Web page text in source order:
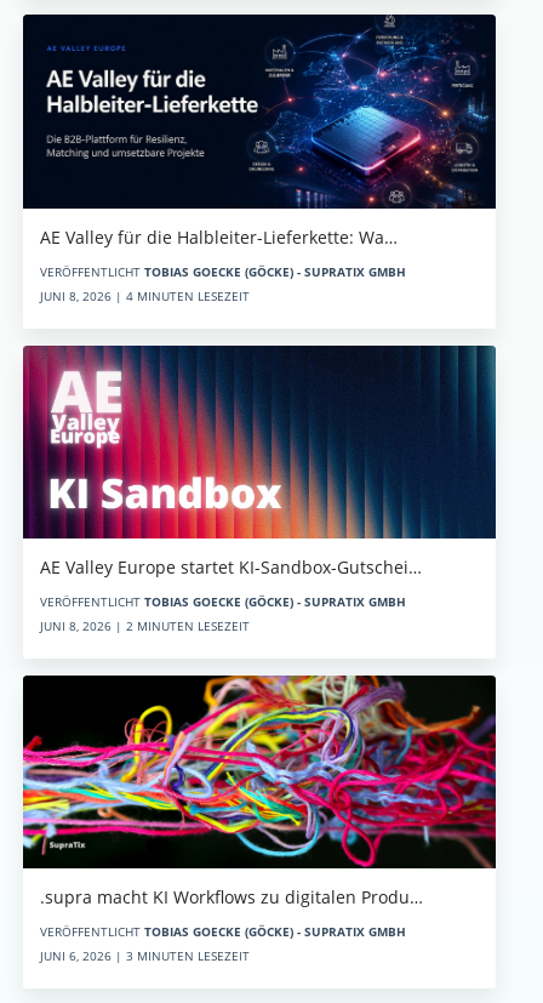
AE Valley für die Halbleiter-Lieferkette: Wa…
VERÖFFENTLICHT TOBIAS GOECKE (GÖCKE) - SUPRATIX GMBH
JUNI 8, 2026 | 4 MINUTEN LESEZEIT
AE Valley Europe startet KI-Sandbox-Gutschei…
VERÖFFENTLICHT TOBIAS GOECKE (GÖCKE) - SUPRATIX GMBH
JUNI 8, 2026 | 2 MINUTEN LESEZEIT
.supra macht KI Workflows zu digitalen Produ…
VERÖFFENTLICHT TOBIAS GOECKE (GÖCKE) - SUPRATIX GMBH
JUNI 6, 2026 | 3 MINUTEN LESEZEIT